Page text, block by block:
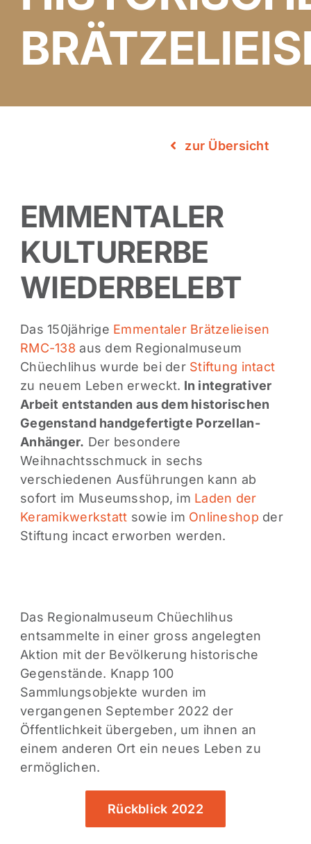
zur Übersicht
EMMENTALER
KULTURERBE
WIEDERBELEBT
Das 150jährige Emmentaler Brätzelieisen
RMC-138 aus dem Regionalmuseum
Chüechlihus wurde bei der Stiftung intact
zu neuem Leben erweckt. In integrativer
Arbeit entstanden aus dem historischen
Gegenstand handgefertigte Porzellan-
Anhänger. Der besondere
Weihnachtsschmuck in sechs
verschiedenen Ausführungen kann ab
sofort im Museumsshop, im Laden der
Keramikwerkstatt sowie im Onlineshop der
Stiftung incact erworben werden.
Das Regionalmuseum Chüechlihus
entsammelte in einer gross angelegten
Aktion mit der Bevölkerung historische
Gegenstände. Knapp 100
Sammlungsobjekte wurden im
vergangenen September 2022 der
Öffentlichkeit übergeben, um ihnen an
einem anderen Ort ein neues Leben zu
ermöglichen.
Rückblick 2022